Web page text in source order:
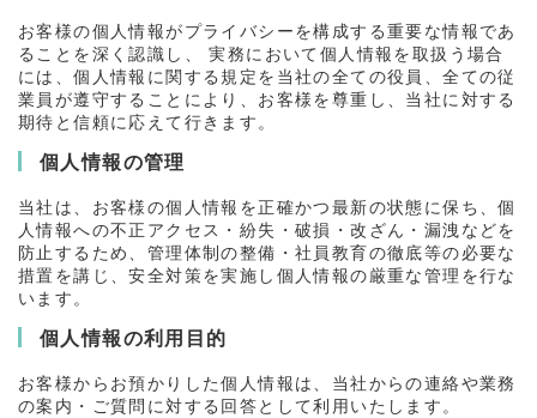
お客様の個人情報がプライバシーを構成する重要な情報であ
ることを深く認識し、 実務において個人情報を取扱う場合
には、個人情報に関する規定を当社の全ての役員、全ての従
業員が遵守することにより、お客様を尊重し、当社に対する
期待と信頼に応えて行きます。
個人情報の管理
当社は、お客様の個人情報を正確かつ最新の状態に保ち、個
人情報への不正アクセス・紛失・破損・改ざん・漏洩などを
防止するため、管理体制の整備・社員教育の徹底等の必要な
措置を講じ、安全対策を実施し個人情報の厳重な管理を行な
います。
個人情報の利用目的
お客様からお預かりした個人情報は、当社からの連絡や業務
の案内・ご質問に対する回答として利用いたします。